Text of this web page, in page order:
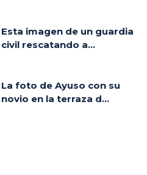
Esta imagen de un guardia
civil rescatando a...
La foto de Ayuso con su
novio en la terraza d...